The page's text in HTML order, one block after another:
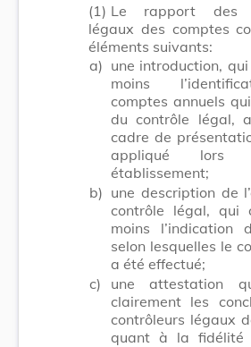
(1) Le rapport des
légaux des comptes
éléments suivants:
a) une introduction,
moins
comptes annuels
du contrôle légal,
cadre de
appliqué
établissement;
b) une description de
contrôle légal, qui
moins l’indication
selon lesquelles le
a été effectué;
c)
une attestation
clairement les
contrôleurs légaux
quant à la fidélité